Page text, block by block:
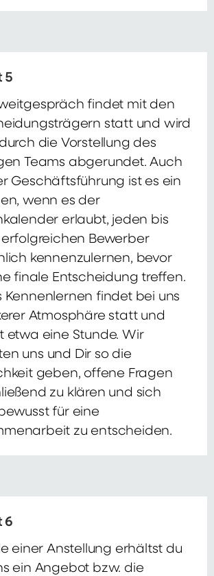
5
findet mit den
statt und wird
die Vorstellung des
Teams abgerundet. Auch
Geschäftsführung ist es ein
wenn es der
erlaubt, jeden bis
Bewerber
kennenzulernen, bevor
finale Entscheidung treffen.
Kennenlernen findet bei uns
Atmosphäre statt und
etwa eine Stunde. Wir
uns und Dir so die
geben, offene Fragen
zu klären und sich
für eine
zu entscheiden.
6
einer Anstellung erhältst du
ein Angebot bzw. die